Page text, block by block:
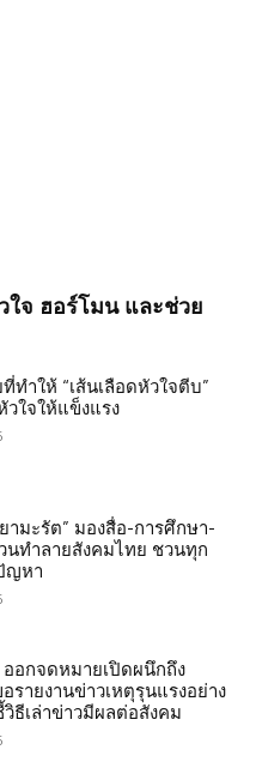
จ ฮอร์โมน และช่วย
ทำให้ “เส้นเลือดหัวใจตีบ”
ใจให้แข็งแรง
ามะรัต” มองสื่อ-การศึกษา-
นทำลายสังคมไทย ชวนทุก
ญหา
ออกจดหมายเปิดผนึกถึง
รายงานข่าวเหตุรุนแรงอย่าง
ธีเล่าข่าวมีผลต่อสังคม